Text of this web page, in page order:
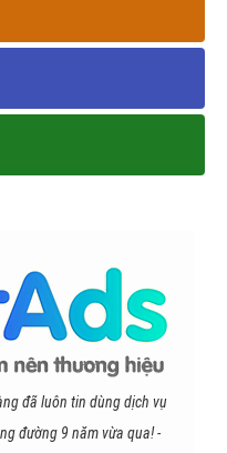
đã luôn tin dùng dịch vụ
đường 9 năm vừa qua! -